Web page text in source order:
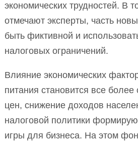
экономических трудностей. В
отмечают эксперты, часть
быть фиктивной и
налоговых ограничений.
Влияние экономических
питания становится все
цен, снижение доходов
налоговой политики
игры для бизнеса. На этом